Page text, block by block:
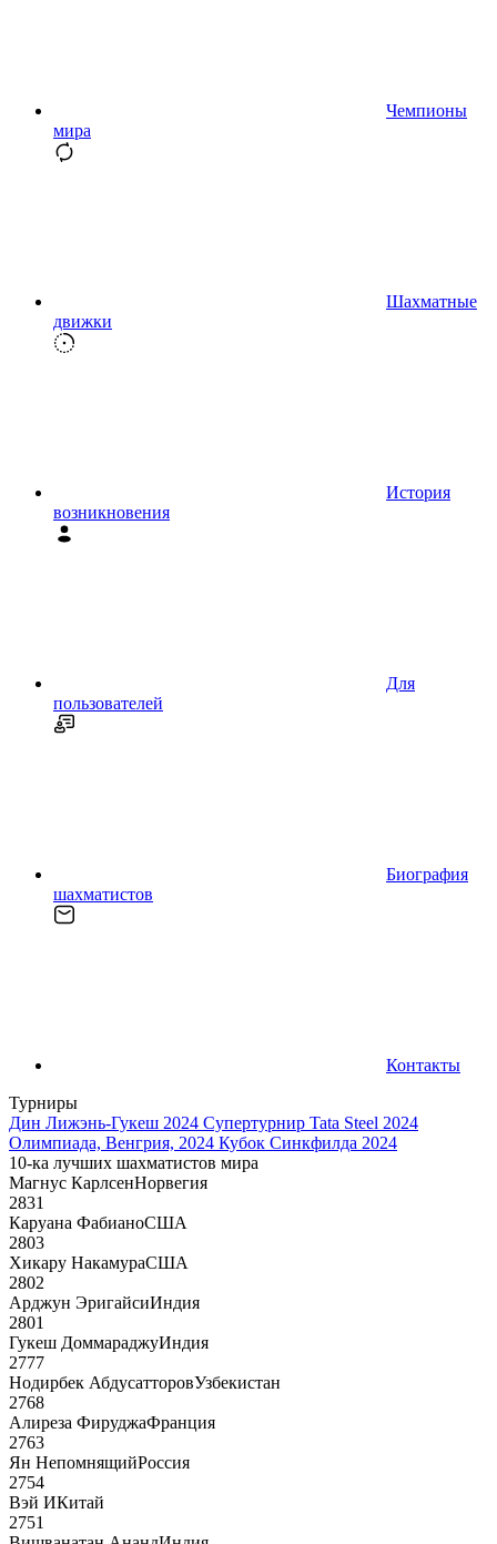
Чемпионы
мира
Шахматные
движки
История
возникновения
Для
пользователей
Биография
шахматистов
Контакты
Турниры
Дин Лижэнь-Гукеш 2024 Супертурнир Tata Steel 2024
Олимпиада, Венгрия, 2024 Кубок Синкфилда 2024
10-ка лучших шахматистов мира
Магнус КарлсенНорвегия
2831
Каруана ФабианоСША
2803
Хикару НакамураСША
2802
Арджун ЭригайсиИндия
2801
Гукеш ДоммараджуИндия
2777
Нодирбек АбдусатторовУзбекистан
2768
Алиреза ФируджаФранция
2763
Ян НепомнящийРоссия
2754
Вэй ИКитай
2751